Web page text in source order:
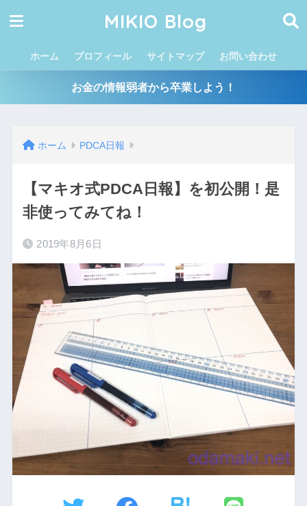
MIKIO Blog
ホーム プロフィール サイトマップ お問い合わせ
お金の情報弱者から卒業しよう！
ホーム PDCA日報
【マキオ式PDCA日報】を初公開！是
非使ってみてね！
2019年8月6日